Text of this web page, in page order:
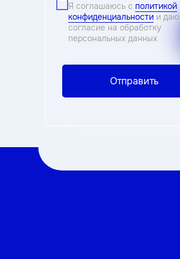
Я соглашаюсь с политикой
конфиденциальности и даю
согласие на обработку
персональных данных
Отправить